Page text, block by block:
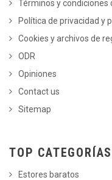
Términos y condiciones
Política de privacidad y
Cookies y archivos de
ODR
Opiniones
Contact us
Sitemap
TOP CATEGORÍAS
Estores baratos